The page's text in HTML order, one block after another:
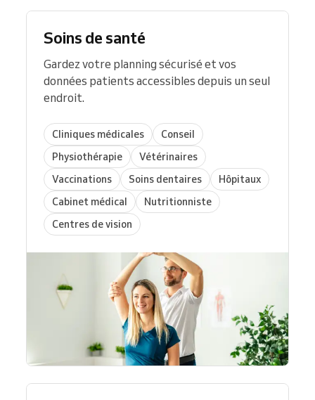
Soins de santé
Gardez votre planning sécurisé et vos
données patients accessibles depuis un seul
endroit.
Cliniques médicales
Conseil
Physiothérapie
Vétérinaires
Vaccinations
Soins dentaires
Hôpitaux
Cabinet médical
Nutritionniste
Centres de vision